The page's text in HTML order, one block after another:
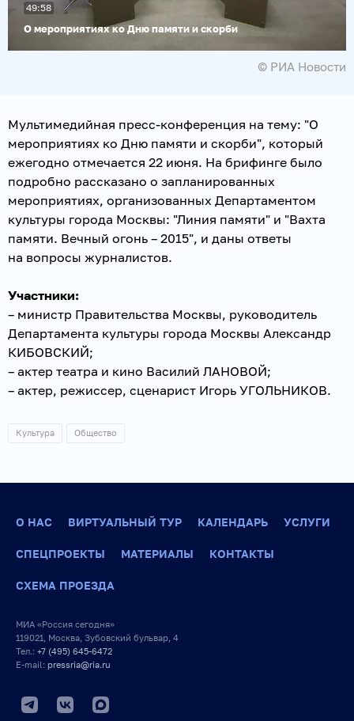
О мероприятиях ко Дню памяти и скорби
49:58
© РИА Новости
Мультимедийная пресс-конференция на тему: "О
мероприятиях ко Дню памяти и скорби", который
ежегодно отмечается 22 июня. На брифинге было
подробно рассказано о запланированных
мероприятиях, организованных Департаментом
культуры города Москвы: "Линия памяти" и "Вахта
памяти. Вечный огонь – 2015", и даны ответы
на вопросы журналистов.
Участники:
– министр Правительства Москвы, руководитель
Департамента культуры города Москвы Александр
КИБОВСКИЙ;
– актер театра и кино Василий ЛАНОВОЙ;
– актер, режиссер, сценарист Игорь УГОЛЬНИКОВ.
Культура Общество
О НАС ВИРТУАЛЬНЫЙ ТУР КАЛЕНДАРЬ УСЛУГИ
СПЕЦПРОЕКТЫ МАТЕРИАЛЫ КОНТАКТЫ
СХЕМА ПРОЕЗДА
МИА «Россия сегодня»
119021, Москва, Зубовский бульвар, 4
Тел.: +7 (495) 645-6472
E-mail: pressria@ria.ru